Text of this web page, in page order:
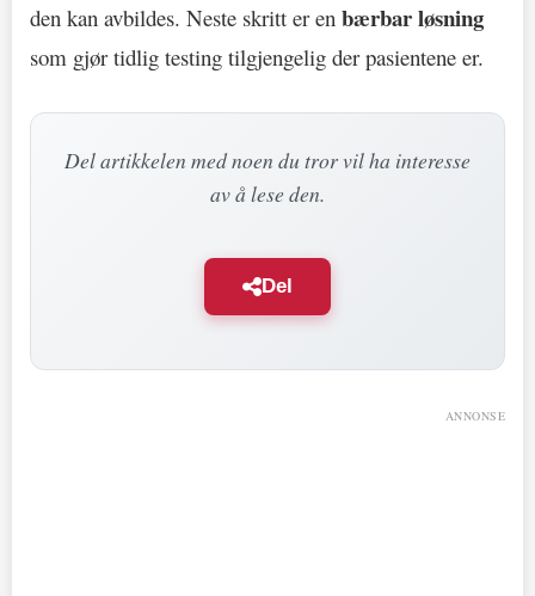
den kan avbildes. Neste skritt er en bærbar løsning
som gjør tidlig testing tilgjengelig der pasientene er.
Del artikkelen med noen du tror vil ha interesse
av å lese den.
Del
ANNONSE